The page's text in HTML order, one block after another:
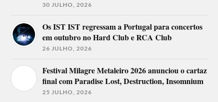
30 JULHO, 2026
Os IST IST regressam a Portugal para concertos
em outubro no Hard Club e RCA Club
26 JULHO, 2026
Festival Milagre Metaleiro 2026 anunciou o cartaz
final com Paradise Lost, Destruction, Insomnium
25 JULHO, 2026